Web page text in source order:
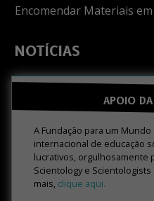
Encomendar Materiais
NOTÍCIAS
APOIO
A Fundação para um
internacional de educação
lucrativos, orgulhosamente
Scientology e
mais, clique aqui.